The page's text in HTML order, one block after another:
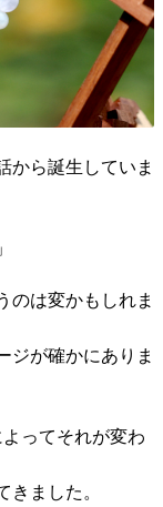
から誕生していま
のは変かもしれま
ジが確かにありま
ってそれが変わ
ました。